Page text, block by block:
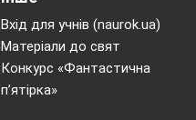
Вхід для учнів (naurok.ua)
Матеріали до свят
Конкурс «Фантастична
п’ятірка»